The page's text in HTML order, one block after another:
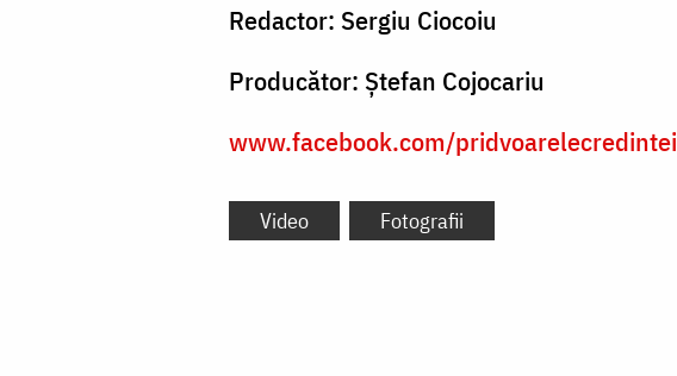
Redactor: Sergiu Ciocoiu
Producător: Ștefan Cojocariu
www.facebook.com/pridvoarelecredintei
Video Fotografii